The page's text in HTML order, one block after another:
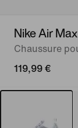
Nike Air
Chaussure
119,99 €